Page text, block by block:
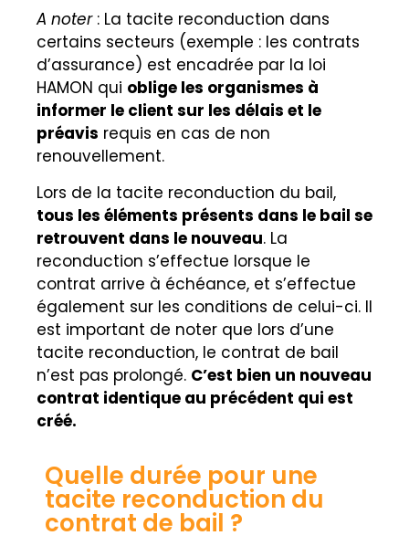
A noter: La tacite reconduction dans
certains secteurs (exemple : les contrats
d’assurance) est encadrée par la loi
HAMON qui oblige les organismes à
informer le client sur les délais et le
préavis requis en cas de non
renouvellement.
Lors de la tacite reconduction du bail,
tous les éléments présents dans le bail se
retrouvent dans le nouveau. La
reconduction s’effectue lorsque le
contrat arrive à échéance, et s’effectue
également sur les conditions de celui-ci. Il
est important de noter que lors d’une
tacite reconduction, le contrat de bail
n’est pas prolongé. C’est bien un nouveau
contrat identique au précédent qui est
créé.
Quelle durée pour une
tacite reconduction du
contrat de bail ?